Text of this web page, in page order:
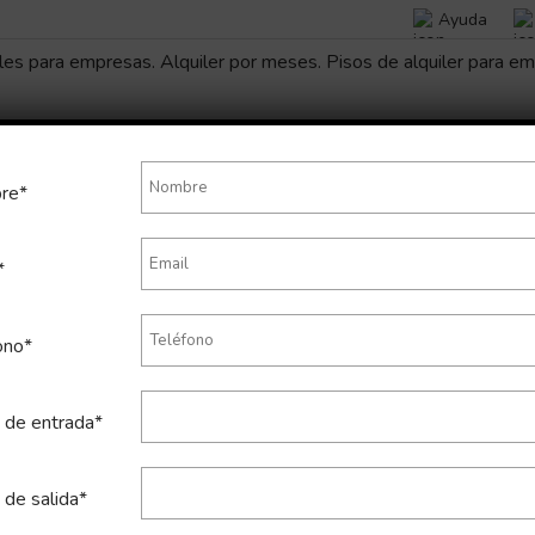
Ayuda
son los resultados de tu
Lista Mapa
de entrada*
de salida*